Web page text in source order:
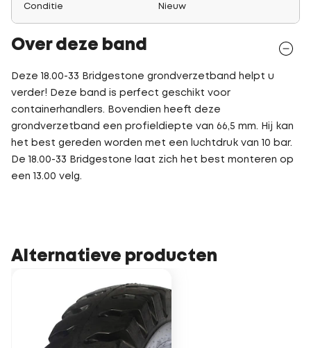
Conditie Nieuw
Over deze band
Deze 18.00-33 Bridgestone grondverzetband helpt u
verder! Deze band is perfect geschikt voor
containerhandlers. Bovendien heeft deze
grondverzetband een profieldiepte van 66,5 mm. Hij kan
het best gereden worden met een luchtdruk van 10 bar.
De 18.00-33 Bridgestone laat zich het best monteren op
een 13.00 velg.
Alternatieve producten